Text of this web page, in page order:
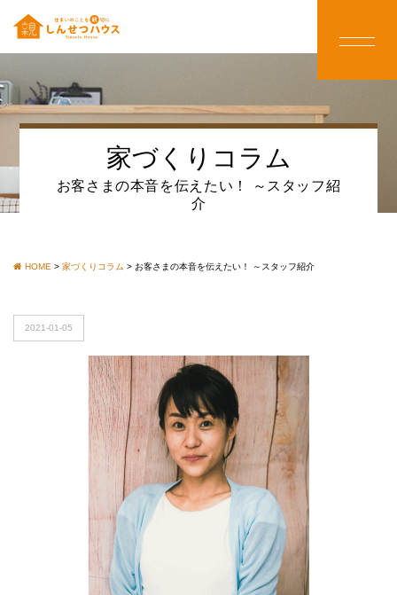
家づくりコラム
お客さまの本音を伝えたい！ ～スタッフ紹
介
HOME > 家づくりコラム > お客さまの本音を伝えたい！ ～スタッフ紹介
2021-01-05